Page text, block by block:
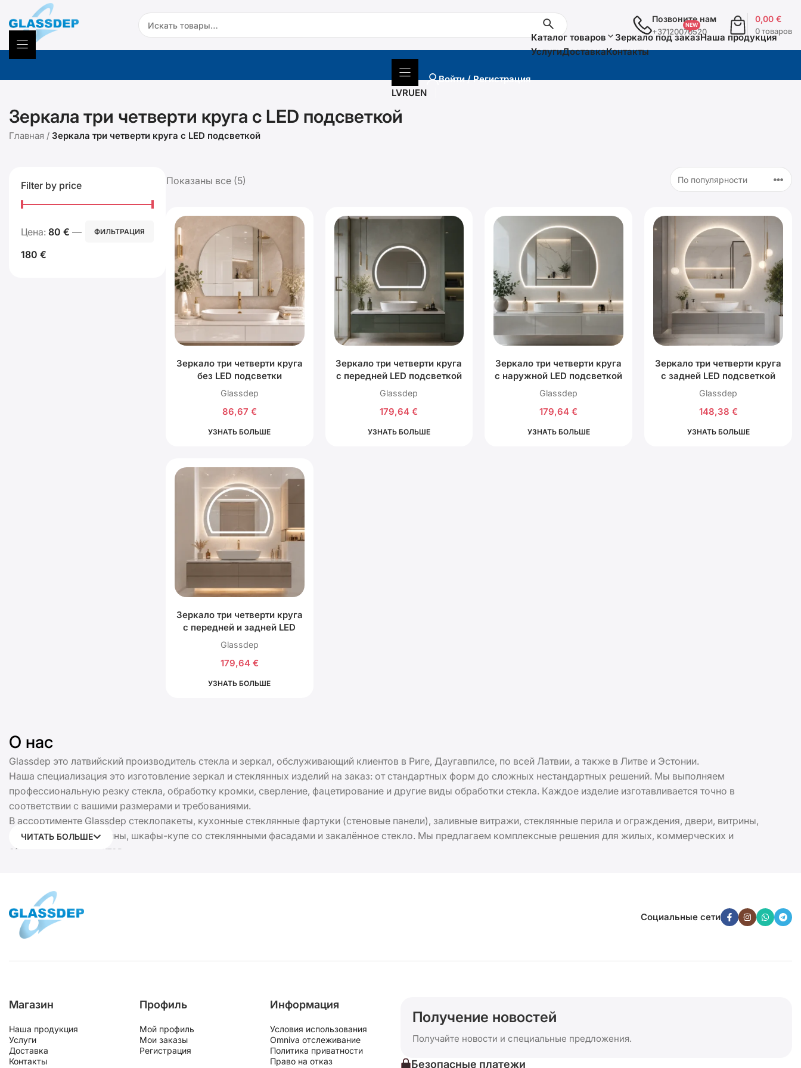
содержимому
Search: Позвоните нам
+37120070520
0,00 €
0 товаров
Каталог товаров Зеркало под заказНаша продукция
УслугиДоставкаКонтакты
LVRUEN
Войти / Регистрация
Зеркала три четверти круга с LED подсветкой
Главная / Зеркала три четверти круга с LED подсветкой
Показаны все (5)
Зеркало три четверти круга
без LED подсветки
Glassdep
86,67 €
УЗНАТЬ БОЛЬШЕ
Зеркало три четверти круга
с передней LED подсветкой
Glassdep
179,64€
УЗНАТЬ БОЛЬШЕ
Зеркало три четверти круга
с наружной LED подсветкой
Glassdep
179,64€
УЗНАТЬ БОЛЬШЕ
Зеркало три четверти круга
с задней LED подсветкой
Glassdep
148,38 €
УЗНАТЬ БОЛЬШЕ
Зеркало три четверти круга
с передней и задней LED
подсветкой
Glassdep
179,64 €
УЗНАТЬ БОЛЬШЕ
Filter by price
Минимальная
Максимальная
ФИЛЬТРАЦИЯ
Цена: 80 € —
180 €
О нас
Glassdep это латвийский производитель стекла и зеркал, обслуживающий клиентов в Риге, Даугавпилсе, по всей Латвии, а также в Литве и Эстонии.
Наша специализация это изготовление зеркал и стеклянных изделий на заказ: от стандартных форм до сложных нестандартных решений. Мы выполняем
профессиональную резку стекла, обработку кромки, сверление, фацетирование и другие виды обработки стекла. Каждое изделие изготавливается точно в
соответствии с вашими размерами и требованиями.
В ассортименте Glassdep стеклопакеты, кухонные стеклянные фартуки (стеновые панели), заливные витражи, стеклянные перила и ограждения, двери, витрины,
навесы, душевые кабины, шкафы-купе со стеклянными фасадами и закалённое стекло. Мы предлагаем комплексные решения для жилых, коммерческих и
общественных объектов.
каждому заказу.
Получите расчёт стоимости или оформите заказ онлайн. Цены от производителя.
ЧИТАТЬ БОЛЬШЕ
Социальные сети
Магазин
Наша продукция
Услуги
Доставка
Контакты
Профиль
Мой профиль
Мои заказы
Регистрация
Информация
Условия использования
Omniva отслеживание
Политика приватности
Право на отказ
Получение новостей
Получайте новости и специальные предложения.
Безопасные платежи